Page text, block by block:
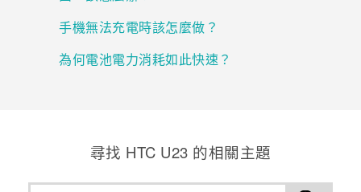
校園專案
企業採購
銷售通路
支援服務
手機無法充電時該怎麼做？
為何電池電力消耗如此快速？
尋找 HTC U23 的相關主題